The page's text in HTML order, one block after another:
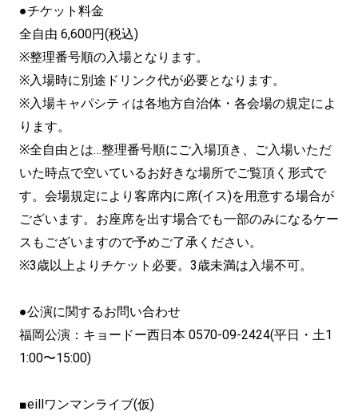
●チケット料金
全自由 6,600円(税込)
※整理番号順の入場となります。
※入場時に別途ドリンク代が必要となります。
※入場キャパシティは各地方自治体・各会場の規定によ
ります。
※全自由とは…整理番号順にご入場頂き、ご入場いただ
いた時点で空いているお好きな場所でご覧頂く形式で
す。会場規定により客席内に席(イス)を用意する場合が
ございます。お座席を出す場合でも一部のみになるケー
スもございますので予めご了承ください。
※3歳以上よりチケット必要。3歳未満は入場不可。
●公演に関するお問い合わせ
福岡公演：キョードー西日本 0570-09-2424(平日・土1
1:00〜15:00)
■eillワンマンライブ(仮)